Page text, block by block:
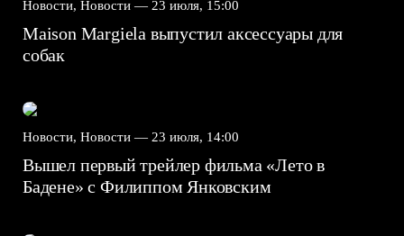
Новости, Новости — 23 июля, 15:00
Maison Margiela выпустил аксессуары для
собак
Новости, Новости — 23 июля, 14:00
Вышел первый трейлер фильма «Лето в
Бадене» с Филиппом Янковским